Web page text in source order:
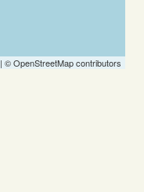
| © OpenStreetMap contributors